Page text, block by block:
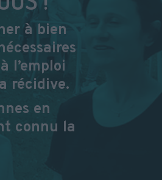
à bien
l’emploi
récidive.
en
connu la